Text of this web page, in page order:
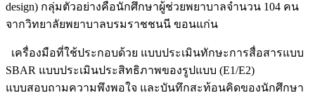
design) กลุ่มตัวอย่างคือนักศึกษาผู้ช่วยพยาบาลจำนวน 104 คน
จากวิทยาลัยพยาบาลบรมราชชนนี ขอนแก่น
เครื่องมือที่ใช้ประกอบด้วย แบบประเมินทักษะการสื่อสารแบบ
SBAR แบบประเมินประสิทธิภาพของรูปแบบ (E1/E2)
แบบสอบถามความพึงพอใจ และบันทึกสะท้อนคิดของนักศึกษา